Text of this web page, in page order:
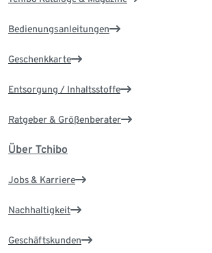
Bedienungsanleitungen
Geschenkkarte
Entsorgung / Inhaltsstoffe
Ratgeber & Größenberater
Über Tchibo
Jobs & Karriere
Nachhaltigkeit
Geschäftskunden